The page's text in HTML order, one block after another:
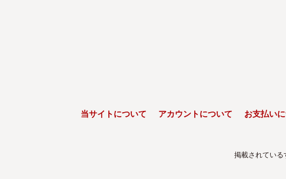
当サイトについて アカウントについて お支払い
掲載されている